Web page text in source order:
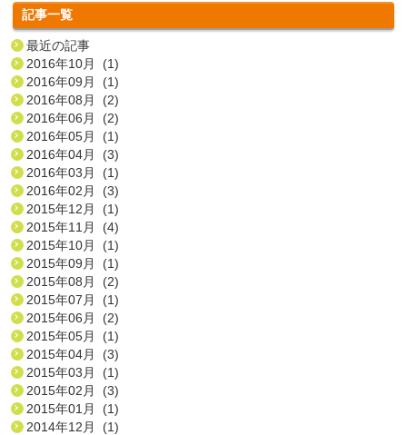
記事一覧
最近の記事
2016年10月 (1)
2016年09月 (1)
2016年08月 (2)
2016年06月 (2)
2016年05月 (1)
2016年04月 (3)
2016年03月 (1)
2016年02月 (3)
2015年12月 (1)
2015年11月 (4)
2015年10月 (1)
2015年09月 (1)
2015年08月 (2)
2015年07月 (1)
2015年06月 (2)
2015年05月 (1)
2015年04月 (3)
2015年03月 (1)
2015年02月 (3)
2015年01月 (1)
2014年12月 (1)